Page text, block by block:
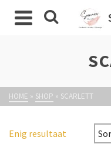
HOME » SHOP » SCARLETT
Enig resultaat